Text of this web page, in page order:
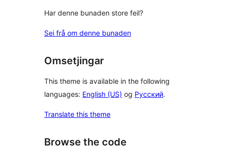
Har denne bunaden store feil?
Sei frå om denne bunaden
Omsetjingar
This theme is available in the following
languages: English (US) og Русский.
Translate this theme
Browse the code